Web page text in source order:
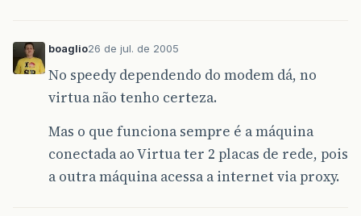
boaglio26 de jul. de 2005
No speedy dependendo do modem dá, no
virtua não tenho certeza.
Mas o que funciona sempre é a máquina
conectada ao Virtua ter 2 placas de rede, pois
a outra máquina acessa a internet via proxy.